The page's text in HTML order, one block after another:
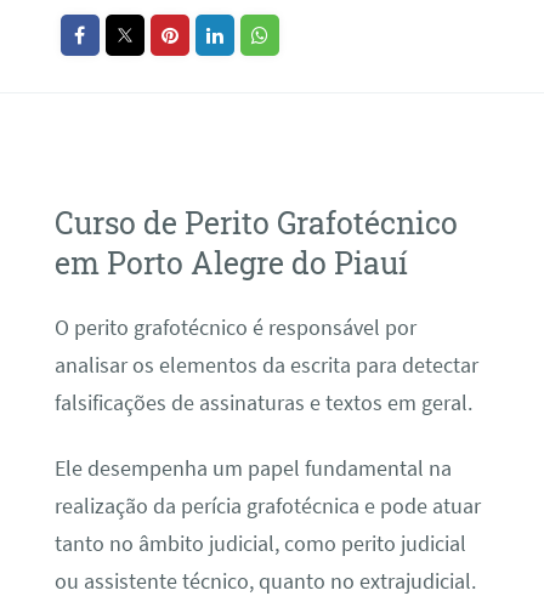
Curso de Perito Grafotécnico
em Porto Alegre do Piauí
O perito grafotécnico é responsável por
analisar os elementos da escrita para detectar
falsificações de assinaturas e textos em geral.
Ele desempenha um papel fundamental na
realização da perícia grafotécnica e pode atuar
tanto no âmbito judicial, como perito judicial
ou assistente técnico, quanto no extrajudicial.